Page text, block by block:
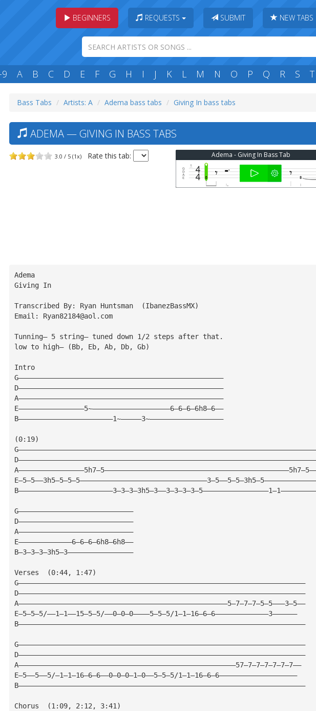
BEGINNERS REQUESTS SUBMIT NEW TABS
A B C D E F G H I J K L M N O P Q R S T
Bass Tabs Artists: A Adema bass tabs Giving In bass tabs
ADEMA — GIVING IN BASS TABS
3.0 / 5 (1x) Rate this tab: Adema - Giving In Bass Tab
Adema
Giving In
Transcribed By: Ryan Huntsman  (IbanezBassMX)
Email: Ryan82184@aol.com
Tunning— 5 string— tuned down 1/2 steps after that.
low to high— (Bb, Eb, Ab, Db, Gb)
Intro
G——————————————————————————————————————————————————
D——————————————————————————————————————————————————
A——————————————————————————————————————————————————
E————————————————5~———————————————————6—6—6—6h8—6——
B———————————————————————1~—————3~——————————————————
(0:19)
G————————————————————————————
D————————————————————————————
A————————————————————————————
E—————————————6—6—6—6h8—6h8——
B—3—3—3—3h5—3————————————————
Verses  (0:44, 1:47)
G——————————————————————————————————————————————————————————————————————
D——————————————————————————————————————————————————————————————————————
A———————————————————————————————————————————————————5—7—7—7—5—5———3—5——
E—5—5—5/——1—1——15—5—5/——0—0—0————5—5—5/1—1—16—6—6—————————————3——————
B——————————————————————————————————————————————————————————————————————
G——————————————————————————————————————————————————————————————————————
D——————————————————————————————————————————————————————————————————————
A—————————————————————————————————————————————————————57—7—7—7—7—7—7——
E—5——5——5/—1—1—16—6—6——0—0—0—1—0——5—5—5/1—1—16—6—6———————————————————
B——————————————————————————————————————————————————————————————————————
Chorus  (1:09, 2:12, 3:41)